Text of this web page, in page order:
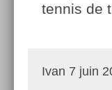
tennis de
Ivan 7 juin